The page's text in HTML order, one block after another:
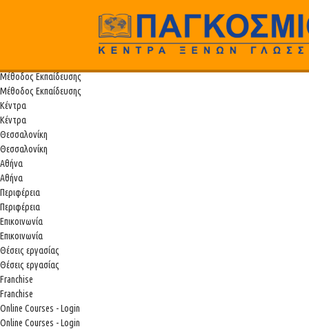
Μέθοδος Εκπαίδευσης
Μέθοδος Εκπαίδευσης
Κέντρα
Κέντρα
Θεσσαλονίκη
Θεσσαλονίκη
Αθήνα
Αθήνα
Περιφέρεια
Περιφέρεια
Επικοινωνία
Επικοινωνία
Θέσεις εργασίας
Θέσεις εργασίας
Franchise
Franchise
Online Courses - Login
Online Courses - Login